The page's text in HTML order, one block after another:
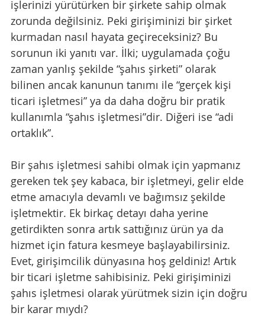
işlerinizi yürütürken bir şirkete sahip olmak
zorunda değilsiniz. Peki girişiminizi bir şirket
kurmadan nasıl hayata geçireceksiniz? Bu
sorunun iki yanıtı var. İlki; uygulamada çoğu
zaman yanlış şekilde “şahıs şirketi” olarak
bilinen ancak kanunun tanımı ile “gerçek kişi
ticari işletmesi” ya da daha doğru bir pratik
kullanımla “şahıs işletmesi”dir. Diğeri ise “adi
ortaklık”.
Bir şahıs işletmesi sahibi olmak için yapmanız
gereken tek şey kabaca, bir işletmeyi, gelir elde
etme amacıyla devamlı ve bağımsız şekilde
işletmektir. Ek birkaç detayı daha yerine
getirdikten sonra artık sattığınız ürün ya da
hizmet için fatura kesmeye başlayabilirsiniz.
Evet, girişimcilik dünyasına hoş geldiniz! Artık
bir ticari işletme sahibisiniz. Peki girişiminizi
şahıs işletmesi olarak yürütmek sizin için doğru
bir karar mıydı?